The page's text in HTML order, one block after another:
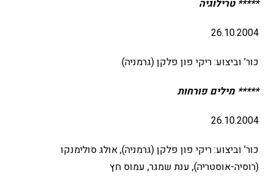
***** טרילוגיה
26.10.2004
כור’ וביצוע: ריקי פון פלקן (גרמניה)
***** מילים פורחות
26.10.2004
כור’ וביצוע: ריקי פון פלקן (גרמניה), אולג סולימנקו
(רוסיה-אוסטריה), ענת שמגר, עמוס חץ